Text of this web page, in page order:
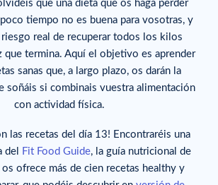
que una dieta que os haga perder
tiempo no es buena para vosotras, y
real de recuperar todos los kilos
que termina. Aquí el objetivo es aprender
sanas que, a largo plazo, os darán la
soñáis si combinais vuestra alimentación
con actividad física.
las recetas del día 13! Encontraréis una
del
Fit Food Guide, la guía nutricional de
ofrece más de cien recetas healthy y